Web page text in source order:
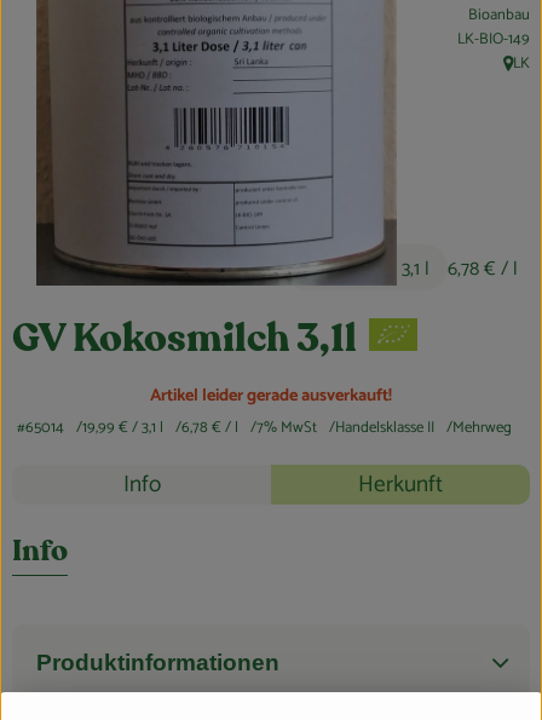
Feierlichkeiten & Geschenke
Über uns
Für Firmenkunden
GV Kokosmilch 3,1l
19,99 € / 3,1 l 6,78 €/ l
Bioanbau
,LK-BIO-149
,LK
Artikel leider gerade ausverkauft!
#65014 19,99 €/ 3,1 l 6,78 €/ l 7% MwSt Handelsklasse II Mehrweg
Rezepte
Info Herkunft
Info
Produktinformationen